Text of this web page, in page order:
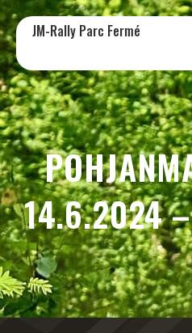
JM-Rally Parc Fermé
14.6.2024